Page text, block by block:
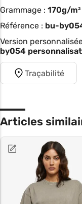
Grammage : 170g/m²
Référence : bu-
Version
by054
Traçabilité
Articles